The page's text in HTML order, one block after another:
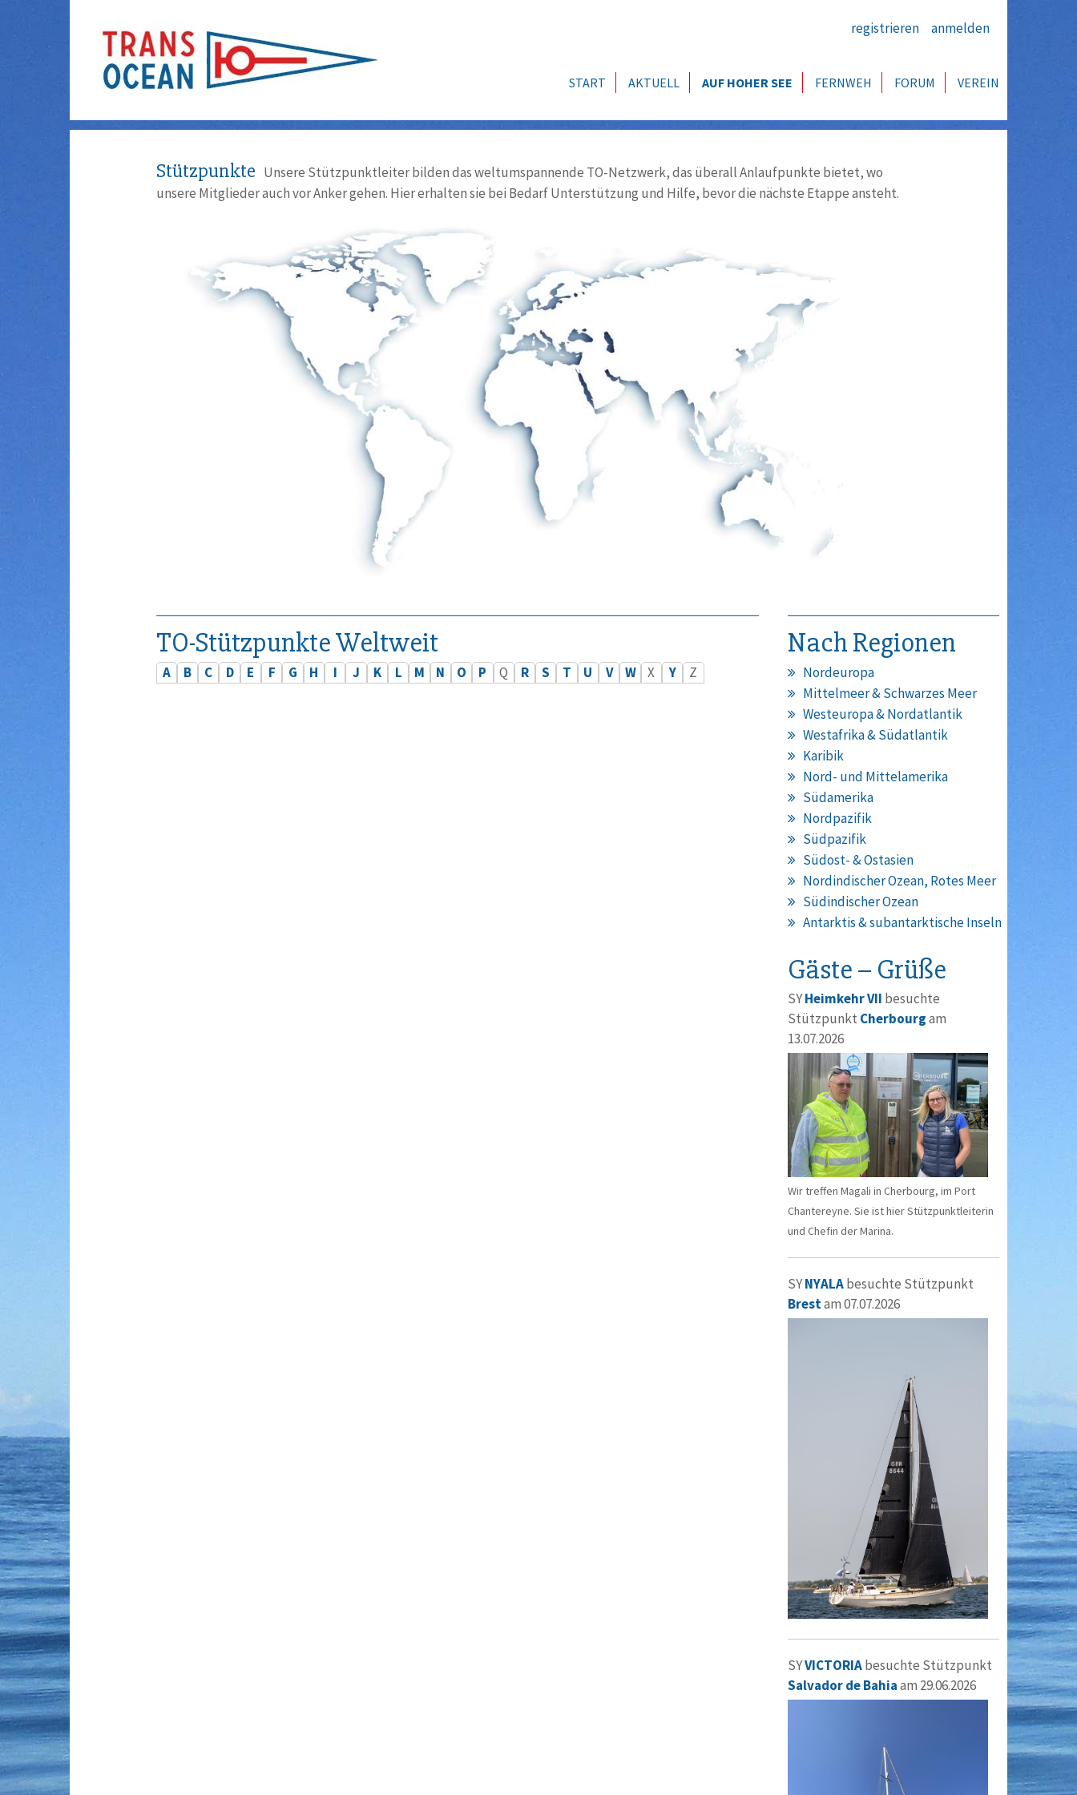
registrieren anmelden
START AKTUELL AUF HOHER SEE FERNWEH FORUM VEREIN
Stützpunkte Unsere Stützpunktleiter bilden das weltumspannende TO-Netzwerk, das überall Anlaufpunkte bietet, wo
unsere Mitglieder auch vor Anker gehen. Hier erhalten sie bei Bedarf Unterstützung und Hilfe, bevor die nächste Etappe ansteht.
TO-Stützpunkte Weltweit
A B C D E F G H I J K L M N O P Q R S T U V W X Y Z
Nach Regionen
Nordeuropa
Mittelmeer & Schwarzes Meer
Westeuropa & Nordatlantik
Westafrika & Südatlantik
Karibik
Nord- und Mittelamerika
Südamerika
Nordpazifik
Südpazifik
Südost- & Ostasien
Nordindischer Ozean, Rotes Meer
Südindischer Ozean
Antarktis & subantarktische Inseln
Gäste – Grüße
SYHeimkehr VII besuchte
Stützpunkt Cherbourgam
13.07.2026
Wir treffen Magali in Cherbourg, im Port
Chantereyne. Sie ist hier Stützpunktleiterin
und Chefin der Marina.
SYNYALAbesuchte Stützpunkt
Brestam 07.07.2026
SYVICTORIAbesuchte Stützpunkt
Salvador de Bahiaam 29.06.2026